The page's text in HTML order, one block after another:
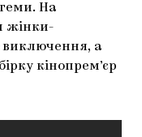
СВЯТА
теми. На
жінки-
а
кінопрем’єр